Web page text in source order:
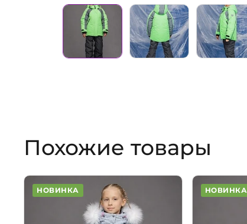
Похожие товары
НОВИНКА НОВИНКА